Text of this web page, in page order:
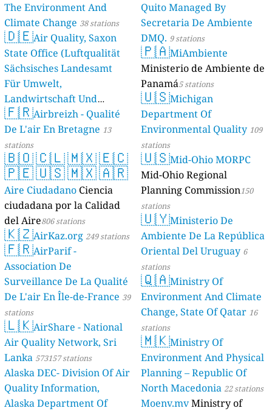
The Environment And
Climate Change 38 stations
🇩🇪Air Quality, Saxon
State Office (Luftqualität
Sächsisches Landesamt
Für Umwelt,
Landwirtschaft Und
Geologie) 50 stations
🇫🇷Airbreizh - Qualité
De L'air En Bretagne 13
stations
🇧🇴🇨🇱🇲🇽🇪🇨
🇵🇪🇺🇸🇲🇽🇦🇷
Aire Ciudadano Ciencia
ciudadana por la Calidad
del Aire806 stations
🇰🇿AirKaz.org 249 stations
🇫🇷AirParif -
Association De
Surveillance De La Qualité
De L'air En Île-de-France 39
stations
🇱🇰AirShare - National
Air Quality Network, Sri
Lanka 573157 stations
Alaska DEC- Division Of Air
Quality Information,
Alaska Department Of
Quito Managed By
Secretaria De Ambiente
DMQ. 9 stations
🇵🇦MiAmbiente
Ministerio de Ambiente de
Panamá5 stations
🇺🇸Michigan
Department Of
Environmental Quality 109
stations
🇺🇸Mid-Ohio MORPC
Mid-Ohio Regional
Planning Commission150
stations
🇺🇾Ministerio De
Ambiente De La República
Oriental Del Uruguay 6
stations
🇶🇦Ministry Of
Environment And Climate
Change, State Of Qatar 16
stations
🇲🇰Ministry Of
Environment And Physical
Planning – Republic Of
North Macedonia 22 stations
Moenv.mvMinistry of